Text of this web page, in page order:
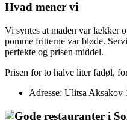
Hvad mener vi
Vi syntes at maden var lækker
pomme fritterne var bløde.
perfekte og prisen middel.
Prisen for to halve liter fadøl,
Adresse: Ulitsa Aksakov